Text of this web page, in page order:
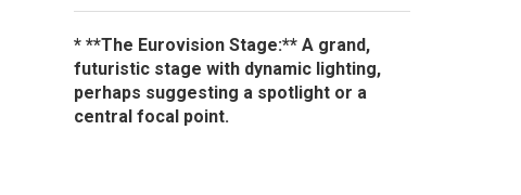
* **The Eurovision Stage:** A grand,
futuristic stage with dynamic lighting,
perhaps suggesting a spotlight or a
central focal point.